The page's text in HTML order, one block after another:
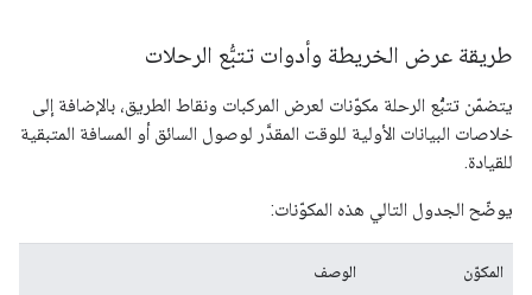
طريقة عرض الخريطة وأدوات تتبُّع الرحلات
يتضمّن تتبُّع الرحلة مكوّنات لعرض المركبات ونقاط الطريق، بالإضافة إلى
خلاصات البيانات الأولية للوقت المقدَّر لوصول السائق أو المسافة المتبقية
للقيادة.
يوضّح الجدول التالي هذه المكوّنات:
المكوّن الوصف